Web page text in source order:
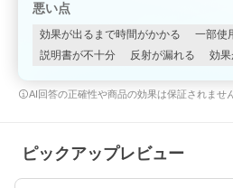
悪い点
効果が出るまで時間がかかる
一部使
説明書が不十分
反射が漏れる 効
AI回答の正確性や商品の効果は保証されませ
ピックアップレビュー